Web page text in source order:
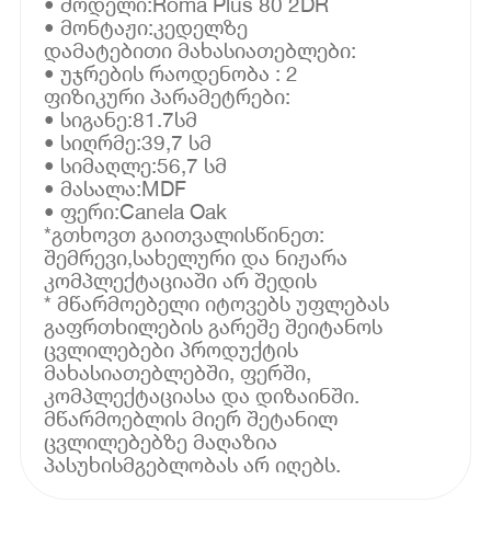
• მონტაჟი:კედელზე
დამატებითი მახასიათებლები:
• უჯრების რაოდენობა : 2
ფიზიკური პარამეტრები:
• სიგანე:81.7სმ
• სიღრმე:39,7 სმ
• სიმაღლე:56,7 სმ
• მასალა:MDF
• ფერი:Canela Oak
*გთხოვთ გაითვალისწინეთ:
შემრევი,სახელური და ნიჟარა
კომპლექტაციაში არ შედის
* მწარმოებელი იტოვებს უფლებას
გაფრთხილების გარეშე შეიტანოს
ცვლილებები პროდუქტის
მახასიათებლებში, ფერში,
კომპლექტაციასა და დიზაინში.
მწარმოებლის მიერ შეტანილ
ცვლილებებზე მაღაზია
პასუხისმგებლობას არ იღებს.